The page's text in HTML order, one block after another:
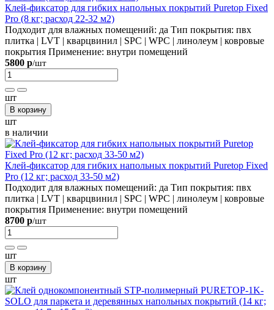
Клей-фиксатор для гибких напольных покрытий Puretop Fixed
Pro (8 кг; расход 22-32 м2)
Подходит для влажных помещений: да Тип покрытия: пвх
плитка | LVT | кварцвинил | SPC | WPC | линолеум | ковровые
покрытия Применение: внутри помещений
5800 р/шт
шт
В корзину
шт
в наличии
Клей-фиксатор для гибких напольных покрытий Puretop Fixed
Pro (12 кг; расход 33-50 м2)
Подходит для влажных помещений: да Тип покрытия: пвх
плитка | LVT | кварцвинил | SPC | WPC | линолеум | ковровые
покрытия Применение: внутри помещений
8700 р/шт
шт
В корзину
шт